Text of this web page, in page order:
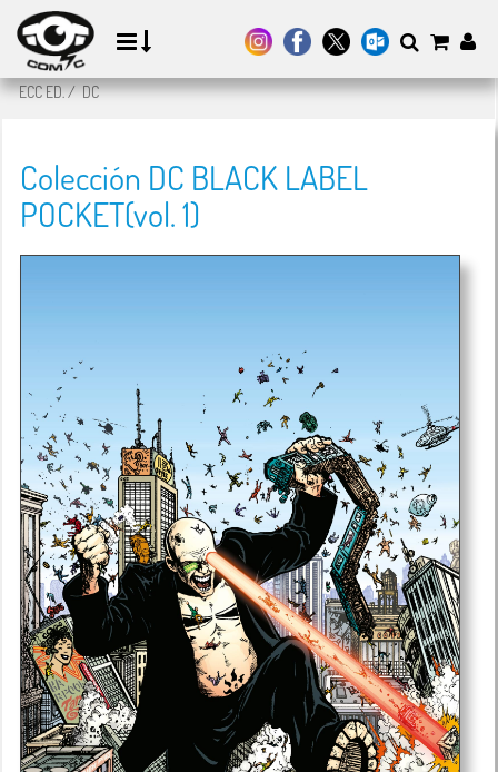
ECC ED./DC
Colección DC BLACK LABEL
POCKET(vol. 1)